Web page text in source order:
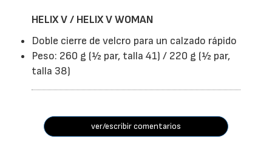
HELIX V / HELIX V WOMAN
Doble cierre de velcro para un calzado rápido
Peso: 260 g (½ par, talla 41) / 220 g (½ par,
talla 38)
ver/escribir comentarios